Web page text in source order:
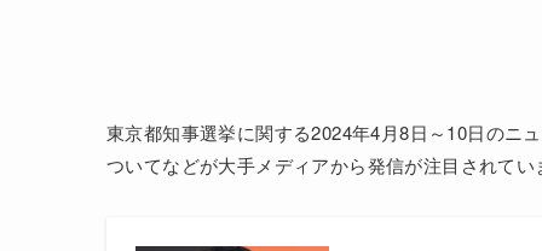
東京都知事選挙に関する2024年4月8日～10日のニ
ついてなどが大手メディアから発信が注目されてい